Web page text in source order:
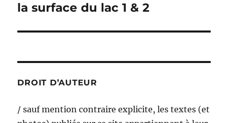
Publication
la surface du lac 1 & 2
DROIT D’AUTEUR
/ sauf mention contraire explicite, les textes (et